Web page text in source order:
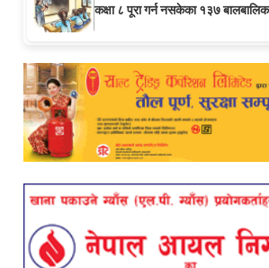
कक्षा ८ पूरा गर्न नसकेका १३७